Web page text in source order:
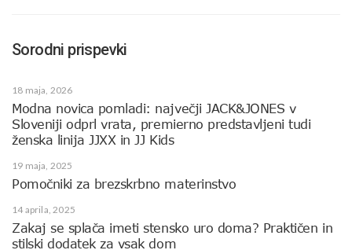
Sorodni prispevki
18 maja, 2026
Modna novica pomladi: največji JACK&JONES v
Sloveniji odprl vrata, premierno predstavljeni tudi
ženska linija JJXX in JJ Kids
19 maja, 2025
Pomočniki za brezskrbno materinstvo
14 aprila, 2025
Zakaj se splača imeti stensko uro doma? Praktičen in
stilski dodatek za vsak dom